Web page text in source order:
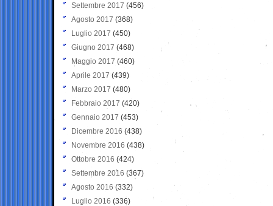
Settembre 2017 (456)
Agosto 2017 (368)
Luglio 2017 (450)
Giugno 2017 (468)
Maggio 2017 (460)
Aprile 2017 (439)
Marzo 2017 (480)
Febbraio 2017 (420)
Gennaio 2017 (453)
Dicembre 2016 (438)
Novembre 2016 (438)
Ottobre 2016 (424)
Settembre 2016 (367)
Agosto 2016 (332)
Luglio 2016 (336)